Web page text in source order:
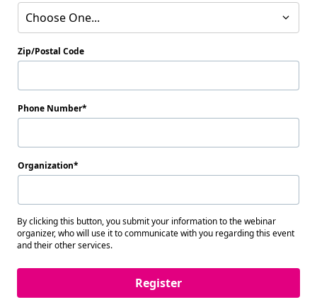
Choose One...
Zip/Postal Code
Phone Number
Organization
By clicking this button, you submit your information to the webinar
organizer, who will use it to communicate with you regarding this event
and their other services.
Register